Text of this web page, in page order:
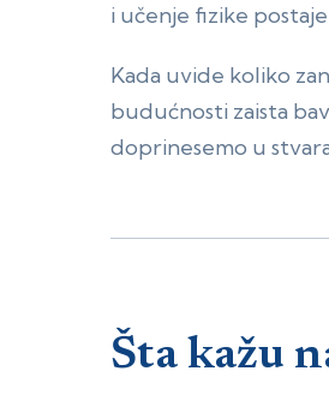
i učenje fizike
Kada uvide koliko
budućnosti zaista
doprinesemo u
Šta kažu